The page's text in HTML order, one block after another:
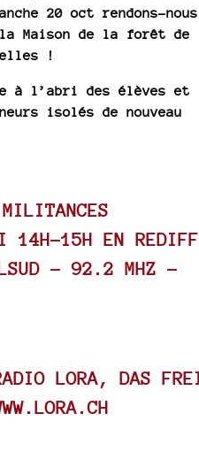
20 oct rendons-nous
Maison de la forêt de
!
à l’abri des élèves et
isolés de nouveau
14H-15H EN REDIFF
- 92.2 MHZ -
LORA, DAS